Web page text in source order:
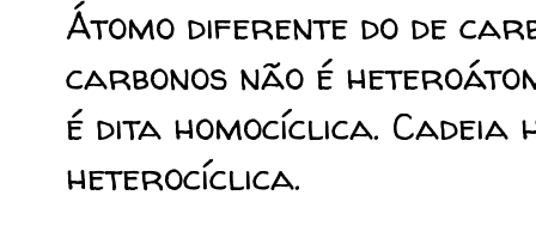
Átomo diferente do de
carbonos não é
é dita homocíclica.
heterocíclica.